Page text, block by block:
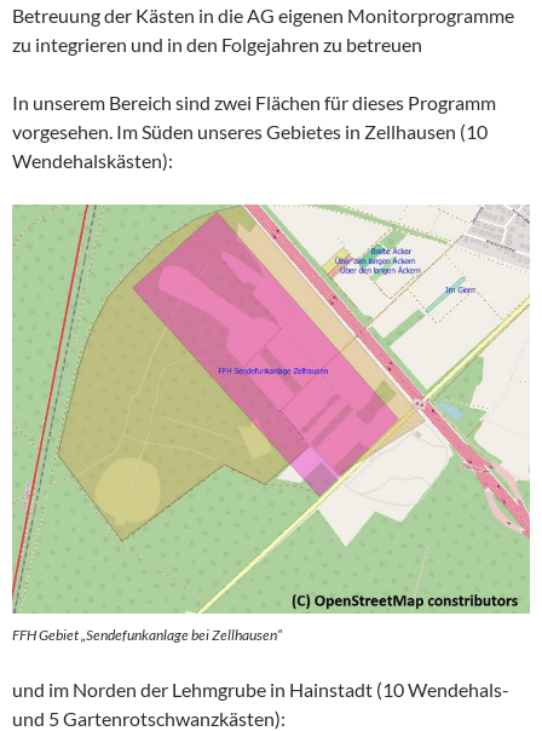
Betreuung der Kästen in die AG eigenen Monitorprogramme
zu integrieren und in den Folgejahren zu betreuen
In unserem Bereich sind zwei Flächen für dieses Programm
vorgesehen. Im Süden unseres Gebietes in Zellhausen (10
Wendehalskästen):
FFH Gebiet „Sendefunkanlage bei Zellhausen“
und im Norden der Lehmgrube in Hainstadt (10 Wendehals-
und 5 Gartenrotschwanzkästen):